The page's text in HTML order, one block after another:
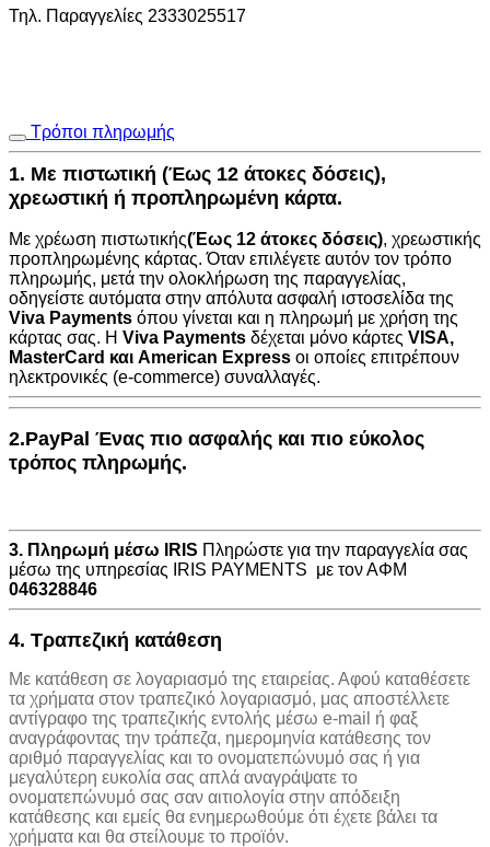
Τηλ. Παραγγελίες 2333025517
Τρόποι πληρωμής
1. Με πιστωτική (Έως 12 άτοκες δόσεις),
χρεωστική ή προπληρωμένη κάρτα.
Με χρέωση πιστωτικής(Έως 12 άτοκες δόσεις), χρεωστικής
προπληρωμένης κάρτας. Όταν επιλέγετε αυτόν τον τρόπο
πληρωμής, μετά την ολοκλήρωση της παραγγελίας,
οδηγείστε αυτόματα στην απόλυτα ασφαλή ιστοσελίδα της
Viva Payments όπου γίνεται και η πληρωμή με χρήση της
κάρτας σας. Η Viva Payments δέχεται μόνο κάρτες VISA,
MasterCard και American Express οι οποίες επιτρέπουν
ηλεκτρονικές (e-commerce) συναλλαγές.
2.PayPal Ένας πιο ασφαλής και πιο εύκολος
τρόπος πληρωμής.
3. Πληρωμή μέσω IRIS Πληρώστε για την παραγγελία σας
μέσω της υπηρεσίας IRIS PAYMENTS με τον ΑΦΜ
046328846
4. Τραπεζική κατάθεση
Με κατάθεση σε λογαριασμό της εταιρείας. Αφού καταθέσετε
τα χρήματα στον τραπεζικό λογαριασμό, μας αποστέλλετε
αντίγραφο της τραπεζικής εντολής μέσω e-mail ή φαξ
αναγράφοντας την τράπεζα, ημερομηνία κατάθεσης τον
αριθμό παραγγελίας και το ονοματεπώνυμό σας ή για
μεγαλύτερη ευκολία σας απλά αναγράψατε το
ονοματεπώνυμό σας σαν αιτιολογία στην απόδειξη
κατάθεσης και εμείς θα ενημερωθούμε ότι έχετε βάλει τα
χρήματα και θα στείλουμε το προϊόν.